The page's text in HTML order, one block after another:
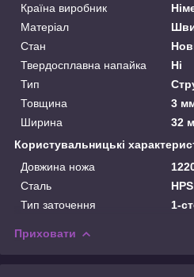
Країна виробник
Матеріал
Стан
Твердосплавна напайка
Ні
Тип
Товщина
3
Ширина
32
Користувальницькі
Довжина ножа
Сталь
HPS
Тип заточення
1-
Приховати